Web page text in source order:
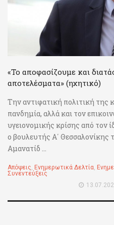
«Το αποφασίζουμε και
αποτελέσματα» (ηχητικό)
Την αντιφατική πολιτική της
πανδημία, αλλά και τον
υγειονομικής κρίσης από τον
ο βουλευτής Α΄
Αμανατίδ ...
Απόψεις, Ενημερωτικά Δελτία,
Συνεντεύξεις